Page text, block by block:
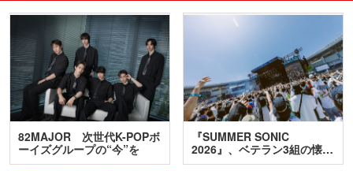
82MAJOR 次世代K-POPボ
ーイズグループの“今”を
訊…
『SUMMER SONIC
2026』、ベテラン3組の懐…